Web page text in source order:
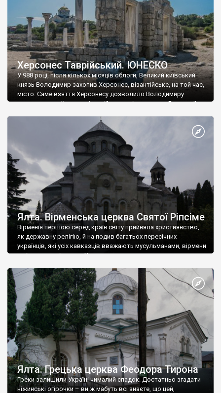
Херсонес Таврійський. ЮНЕСКО
У 988 році, після кількох місяців облоги, Великий київський
князь Володимир захопив Херсонес, візантійське, на той час,
місто. Саме взяття Херсонесу дозволило Володимиру
диктувати свої умови візантійському імператору Василю ІІ, та
Херсонесі Володимир-язичник, став Василем-християнином.
А потім було Хрещення Русі. На честь Херсонесу Таврійського
Ялта. Вірменська церква Святої Ріпсіме
Вірменія першою серед країн світу прийняла християнство,
як державну релігію, й на подив багатьох пересічних
українців, які усіх кавказців вважають мусульманами, вірмени
є відданими вірянами Христа
Ялта. Грецька церква Феодора Тирона
Греки залишили Україні чималий спадок. Достатньо згадати
ніжинські огірочки – ви ж мабуть всі знаєте, що цей,